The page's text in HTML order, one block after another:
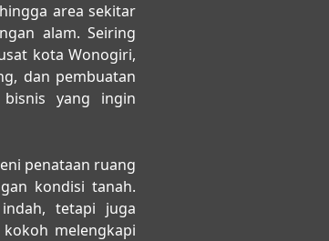
area sekitar
alam. Seiring
kota Wonogiri,
dan pembuatan
yang ingin
penataan ruang
kondisi tanah.
tetapi juga
melengkapi